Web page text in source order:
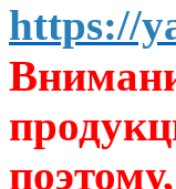
https://